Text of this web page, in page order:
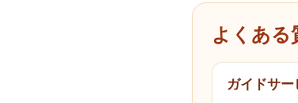
よくある
ガイドサ